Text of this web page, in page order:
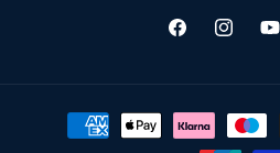
FacebookInstagram
Zahlungsmethoden